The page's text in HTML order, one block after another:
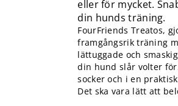
eller för mycket.
din hunds träning.
FourFriends Treatos,
framgångsrik träning
lättuggade och
din hund slår volter
socker och i en
Det ska vara lätt att